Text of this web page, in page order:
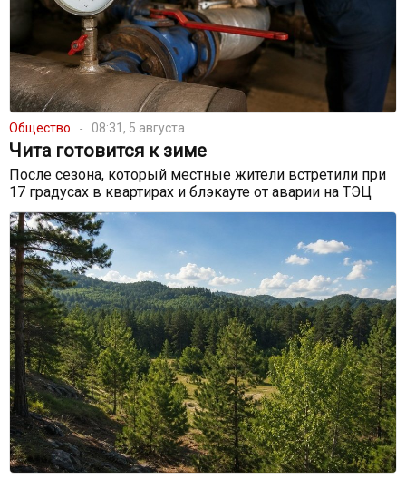
Общество 08:31, 5 августа
Чита готовится к зиме
После сезона, который местные жители встретили при
17 градусах в квартирах и блэкауте от аварии на ТЭЦ